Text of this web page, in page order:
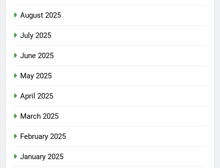
August 2025
July 2025
June 2025
May 2025
April 2025
March 2025
February 2025
January 2025